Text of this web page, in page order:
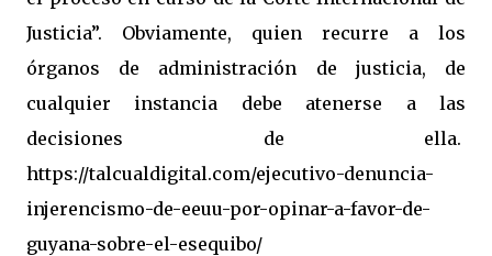
Justicia”. Obviamente, quien recurre a los
órganos de administración de justicia, de
cualquier instancia debe atenerse a las
decisiones de ella.
https://talcualdigital.com/ejecutivo-denuncia-
injerencismo-de-eeuu-por-opinar-a-favor-de-
guyana-sobre-el-esequibo/